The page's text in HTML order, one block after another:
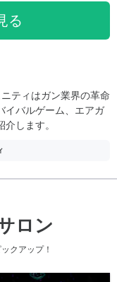
る
ティはガン業界の革命
イバルゲーム、エアガ
します。
ロン
クアップ！